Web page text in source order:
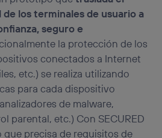
los terminales de usuario a
seguro e
la protección de los
conectados a Internet
etc.) se realiza utilizando
para cada dispositivo
de malware,
parental, etc.) Con SECURED
que precisa de requisitos de